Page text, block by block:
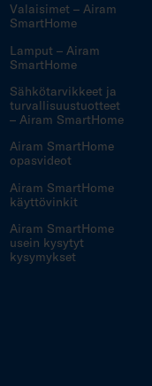
Valaisimet – Airam
SmartHome
Lamput – Airam
SmartHome
Sähkötarvikkeet ja
turvallisuustuotteet
– Airam SmartHome
Airam SmartHome
opasvideot
Airam SmartHome
käyttövinkit
Airam SmartHome
usein kysytyt
kysymykset